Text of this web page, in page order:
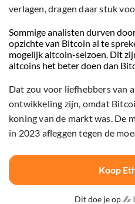
verlagen, dragen daar stuk
Sommige analisten durven
opzichte van Bitcoin al te
mogelijk altcoin-seizoen. Dit
altcoins het beter doen dan
Dat zou voor liefhebbers van
ontwikkeling zijn, omdat
koning van de markt was. De
in 2023 afleggen tegen de
Koop
Dit doe je op